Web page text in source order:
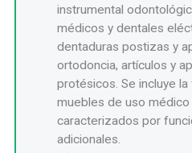
instrumental
médicos y dentales
dentaduras postizas y
ortodoncia, artículos y
protésicos. Se incluye
muebles de uso
caracterizados por
adicionales.